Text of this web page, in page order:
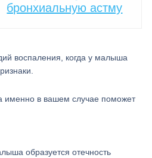
бронхиальную астму
воспаления, когда у малыша
именно в вашем случае поможет
образуется отечность